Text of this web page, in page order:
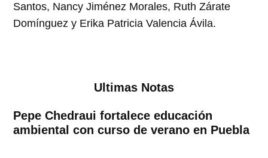
Santos, Nancy Jiménez Morales, Ruth Zárate
Domínguez y Erika Patricia Valencia Ávila.
Ultimas Notas
Pepe Chedraui fortalece educación
ambiental con curso de verano en Puebla